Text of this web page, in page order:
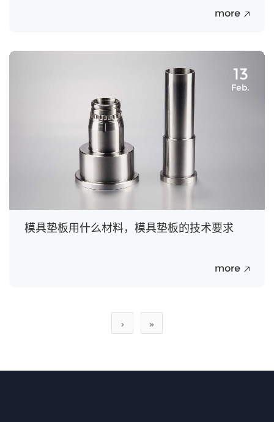
more
13
Feb.
模具垫板用什么材料，模具垫板的技术要求
more
› »